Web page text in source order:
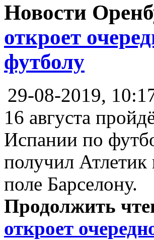
Новости
откроет
футболу
29-08-2019,
16 августа
Испании по
получил
поле Барселону.
Продолжить
откроет